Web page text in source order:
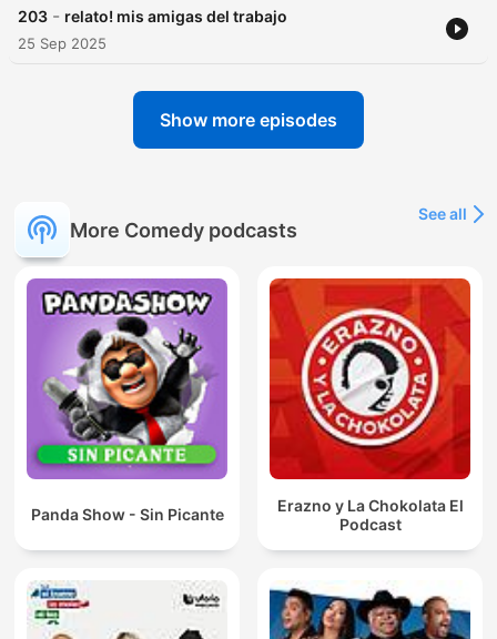
203 - relato! mis amigas del trabajo
25 Sep 2025
Show more episodes
More Comedy podcasts
See all
Panda Show - Sin Picante
Erazno y La Chokolata El
Podcast